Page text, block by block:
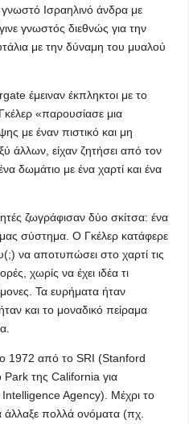
Ισραηλινό άνδρα με
γνωστός διεθνώς για την
με την δύναμη του μυαλού
έμειναν έκπληκτοι με το
«παρουσίασε μια
με έναν πιστικό και μη
άλλων, είχαν ζητήσει από τον
δωμάτιο με ένα χαρτί και ένα
ζωγράφισαν δύο σκίτσα: ένα
σύστημα. Ο Γκέλερ κατάφερε
να αποτυπώσει στο χαρτί τις
χωρίς να έχει ιδέα τι
Τα ευρήματα ήταν
και το μοναδικό πείραμα
1972 από το SRI (Stanford
της California για
Agency). Μέχρι το
άλλαξε πολλά ονόματα (πχ.